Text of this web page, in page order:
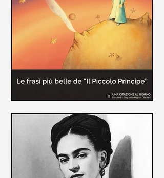
romanzo scritto da Emily Brontë
causa la tubercolosi che le tolse la
vita ad appena 30 anni (...)
Le frasi più belle de "Il piccolo
principe" di Antoine de Saint-
Exupèry
Raccolta delle frasi più belle del
Piccolo Principe che trasmettono il